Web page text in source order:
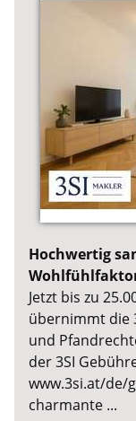
Hochwertig
Jetzt bis zu
übernimmt die
und
der 3SI
www.3si.at/de/
charmante ...